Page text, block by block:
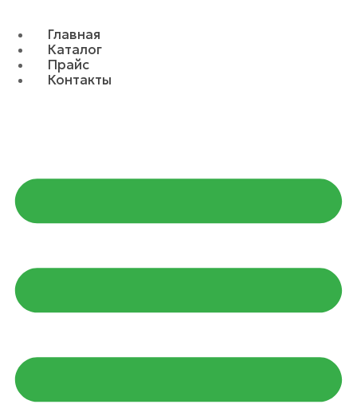
Главная
Каталог
Прайс
Контакты